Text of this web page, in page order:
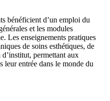
bénéficient d’un emploi du
et les modules
Les enseignements pratiques
de soins esthétiques, de
permettant aux
leur entrée dans le monde du